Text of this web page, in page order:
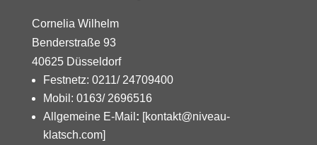
Cornelia Wilhelm
Benderstraße 93
40625 Düsseldorf
Festnetz: 0211/ 24709400
Mobil: 0163/ 2696516
Allgemeine E-Mail : [kontakt@niveau-
klatsch.com]